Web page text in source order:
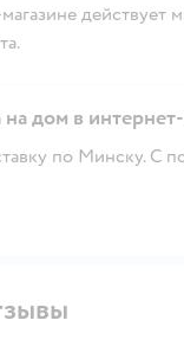
действует
на дом в
по Минску. С